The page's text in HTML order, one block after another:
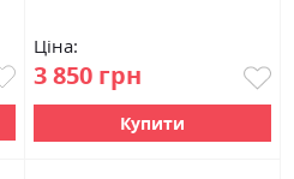
Ціна:
3 850 грн
Купити